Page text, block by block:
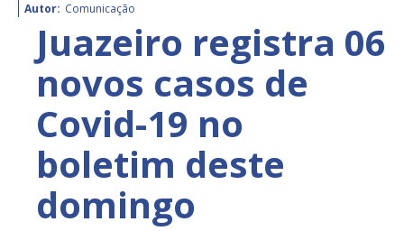
Autor: Comunicação
Juazeiro registra 06
novos casos de
Covid-19 no
boletim deste
domingo